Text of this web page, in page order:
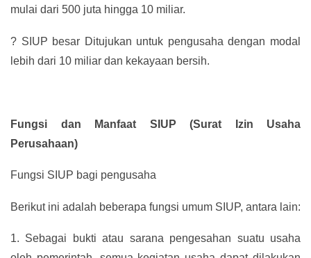
mulai dari 500 juta hingga 10 miliar.
? SIUP besar Ditujukan untuk pengusaha dengan modal
lebih dari 10 miliar dan kekayaan bersih.
Fungsi dan Manfaat SIUP (Surat Izin Usaha
Perusahaan)
Fungsi SIUP bagi pengusaha
Berikut ini adalah beberapa fungsi umum SIUP, antara lain:
1. Sebagai bukti atau sarana pengesahan suatu usaha